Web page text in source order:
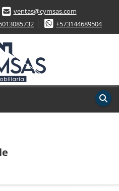
ventas@cymsas.com
+573144689504